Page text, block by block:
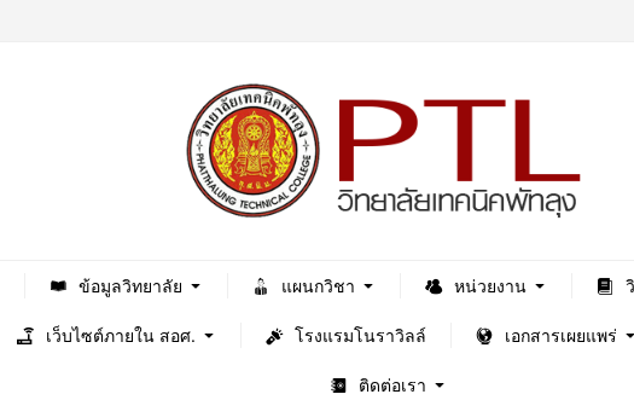
ข้อมูลวิทยาลัย แผนกวิชา หน่วยงาน
เว็บไซต์ภายใน สอศ. โรงแรมโนราวิลล์ เอกสารเผยแพร่
ติดต่อเรา